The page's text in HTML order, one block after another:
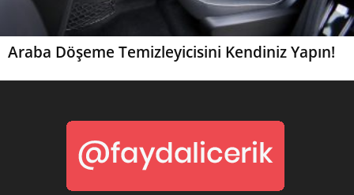
Araba Döşeme Temizleyicisini Kendiniz Yapın!